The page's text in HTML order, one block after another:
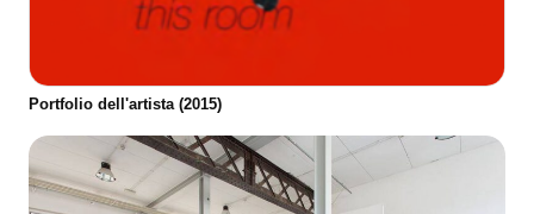
Portfolio dell'artista (2015)